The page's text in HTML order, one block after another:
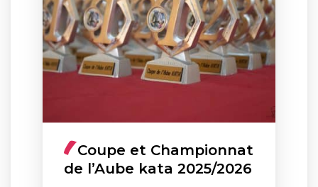
Coupe et Championnat
de l’Aube kata 2025/2026